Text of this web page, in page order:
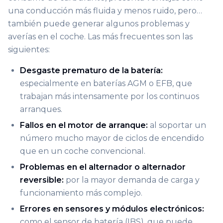
una conducción más fluida y menos ruido, pero…
también puede generar algunos problemas y
averías en el coche. Las más frecuentes son las
siguientes:
Desgaste prematuro de la batería:
especialmente en baterías AGM o EFB, que
trabajan más intensamente por los continuos
arranques.
Fallos en el motor de arranque: al soportar un
número mucho mayor de ciclos de encendido
que en un coche convencional.
Problemas en el alternador o alternador
reversible: por la mayor demanda de carga y
funcionamiento más complejo.
Errores en sensores y módulos electrónicos: